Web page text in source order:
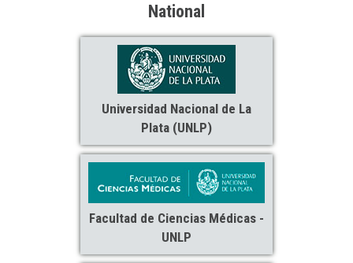
National
Universidad Nacional de La
Plata (UNLP)
Facultad de Ciencias Médicas -
UNLP